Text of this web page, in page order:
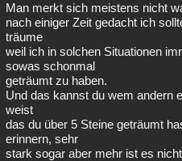
Man merkt sich meistens nicht
nach einiger Zeit gedacht ich
träume
weil ich in solchen Situationen
sowas schonmal
geträumt zu haben.
Und das kannst du wem andern
weist
das du über 5 Steine geträumt
erinnern, sehr
stark sogar aber mehr ist es